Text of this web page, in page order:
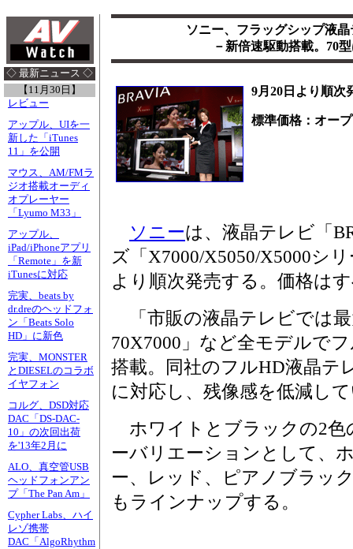
◇ 最新ニュース ◇
【11月30日】
レビュー
アップル、UIを一
新した「iTunes
11」を公開
マウス、AM/FMラ
ジオ搭載オーディ
オプレーヤー
「Lyumo M33」
アップル、
iPad/iPhoneアプリ
「Remote」を新
iTunesに対応
完実、beats by
dr.dreのヘッドフォ
ン「Beats Solo
HD」に新色
完実、MONSTER
とDIESELのコラボ
イヤフォン
コルグ、DSD対応
DAC「DS-DAC-
10」の次回出荷
を'13年2月に
ALO、真空管USB
ヘッドフォンアン
プ「The Pan Am」
Cypher Labs、ハイ
レゾ携帯
DAC「AlgoRhythm
ソニー、フラッグシップ液
－新倍速駆動搭載。70
9月20日より順次
標準価格：オー
ソニーは、液晶テレビ「
ズ「X7000/X5050/X5000シ
より順次発売する。価格は
「市販の液晶テレビでは
70X7000」など全モデルで
搭載。同社のフルHD液晶テ
に対応し、残像感を低減し
ホワイトとブラックの2色
ーバリエーションとして、
ー、レッド、ピアノブラッ
もラインナップする。